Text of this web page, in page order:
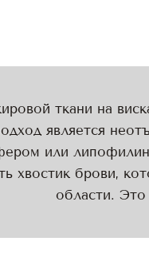
ткани на
является
или
хвостик брови,
области.